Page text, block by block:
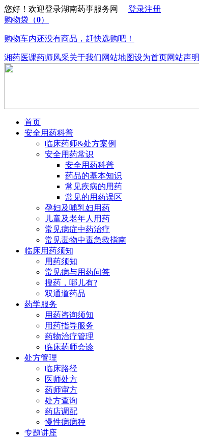
您好！欢迎登录湖南药事服务网 登录注册
购物袋 （0）
购物车内还没有商品，赶快选购吧！
湘药医课药师风采关于我们网站地图设为首页网站声明
首页
安全用药科普
临床药师&处方案例
安全用药常识
安全用药科普
药品的基本知识
常见疾病的用药
常见的用药误区
孕妇及哺乳妇用药
儿童及老年人用药
常见病症中药治疗
常见毒物中毒急救指南
临床用药须知
用药须知
常见病与用药问答
搜药，哪儿有?
双通道药品
药学服务
用药咨询须知
用药指导服务
药物治疗管理
临床药师会诊
处方管理
临床路径
医师处方
药师审方
处方查询
药店调配
慢性病病种
专题讲座